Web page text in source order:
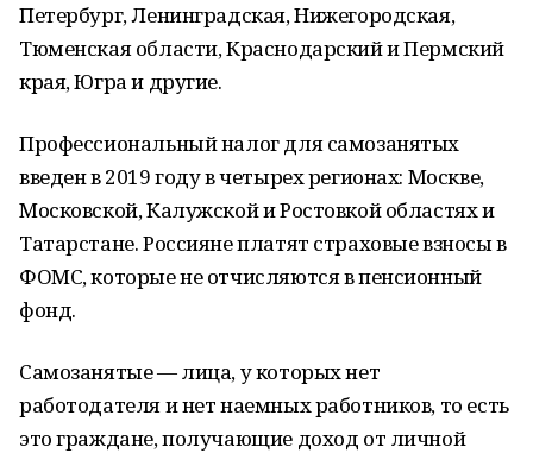
Петербург, Ленинградская, Нижегородская,
Тюменская области, Краснодарский и Пермский
края, Югра и другие.
Профессиональный налог для самозанятых
введен в 2019 году в четырех регионах: Москве,
Московской, Калужской и Ростовкой областях и
Татарстане. Россияне платят страховые взносы в
ФОМС, которые не отчисляются в пенсионный
фонд.
Самозанятые — лица, у которых нет
работодателя и нет наемных работников, то есть
это граждане, получающие доход от личной